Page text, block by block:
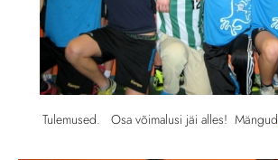
Tulemused. Osa võimalusi jäi alles! Mängud